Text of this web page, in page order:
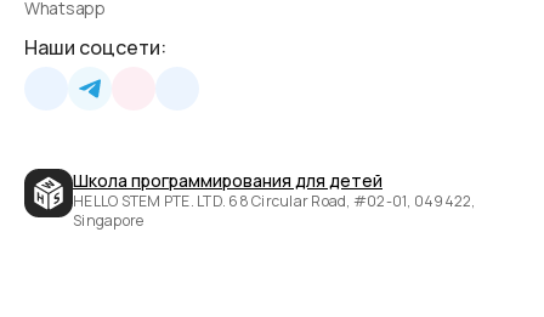
+358 753-263711
Telegram Bot
Whatsapp
Наши соцсети:
Школа программирования для детей